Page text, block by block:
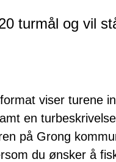
turmål og vil
viser turene
en
på Grong
du ønsker å